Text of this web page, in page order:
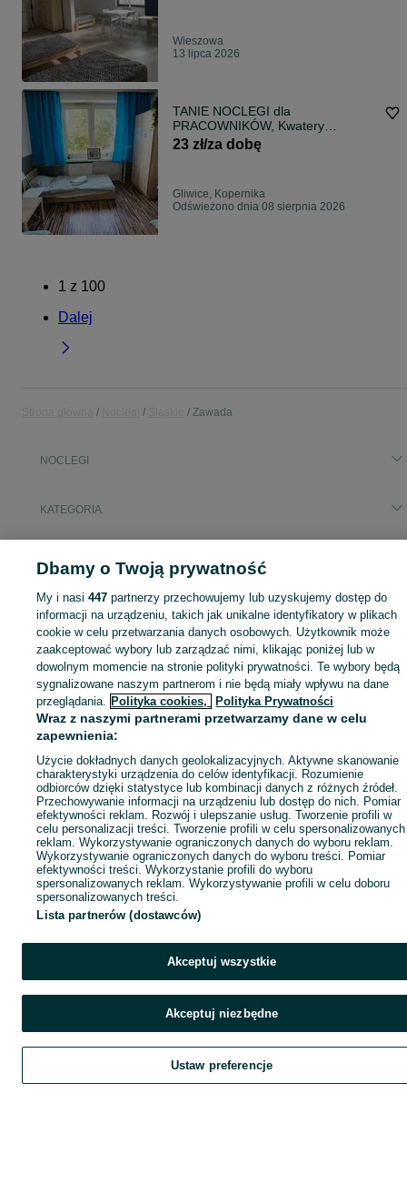
Wieszowa
13 lipca 2026
TANIE NOCLEGI dla
PRACOWNIKÓW, Kwatery
Pracownicze, WYNAJMĘ
mieszkanie, Firmy Agencje Pracy,
23 zł/za dobę
Gliwice, Kopernika
Odświeżono dnia 08 sierpnia 2026
1 z 100
Dalej
Zawada
NOCLEGI
KATEGORIA
Mapa kategorii
Mapa miejscowości
Mapa ministron
Popularne wyszukiwania
Szukaj Obserwujesz Dodaj Czat
Dbamy o Twoją prywatność
My i nasi447 partnerzy przechowujemy lub uzyskujemy dostęp do
informacji na urządzeniu, takich jak unikalne identyfikatory w plikach
cookie w celu przetwarzania danych osobowych. Użytkownik może
zaakceptować wybory lub zarządzać nimi, klikając poniżej lub w
dowolnym momencie na stronie polityki prywatności. Te wybory będą
sygnalizowane naszym partnerom i nie będą miały wpływu na dane
przeglądania. Polityka cookies, Polityka Prywatności
Wraz z naszymi partnerami przetwarzamy dane w celu
zapewnienia:
Użycie dokładnych danych geolokalizacyjnych. Aktywne skanowanie
charakterystyki urządzenia do celów identyfikacji. Rozumienie
odbiorców dzięki statystyce lub kombinacji danych z różnych źródeł.
Przechowywanie informacji na urządzeniu lub dostęp do nich. Pomiar
efektywności reklam. Rozwój i ulepszanie usług. Tworzenie profili w
celu personalizacji treści. Tworzenie profili w celu spersonalizowanych
reklam. Wykorzystywanie ograniczonych danych do wyboru reklam.
Wykorzystywanie ograniczonych danych do wyboru treści. Pomiar
efektywności treści. Wykorzystanie profili do wyboru
spersonalizowanych reklam. Wykorzystywanie profili w celu doboru
spersonalizowanych treści.
Lista partnerów (dostawców)
Akceptuj wszystkie
Akceptuj niezbędne
Ustaw preferencje